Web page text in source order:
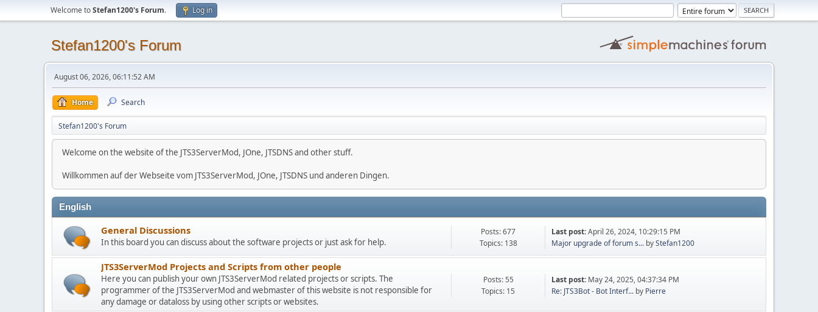
Welcome toStefan1200's Forum. Log in
Stefan1200's Forum
August 06, 2026, 06:11:52 AM
Home Search
Stefan1200's Forum
Welcome on the website of the JTS3ServerMod, JOne, JTSDNS and other stuff.
Willkommen auf der Webseite vom JTS3ServerMod, JOne, JTSDNS und anderen Dingen.
English
General Discussions
In this board you can discuss about the software projects or just ask for help.
Posts: 677
Topics: 138
Last post:April 26, 2024, 10:29:15 PM
Major upgrade of forum s... byStefan1200
JTS3ServerMod Projects and Scripts from other people
Here you can publish your own JTS3ServerMod related projects or scripts. The
programmer of the JTS3ServerMod and webmaster of this website is not responsible for
any damage or dataloss by using other scripts or websites.
Posts: 55
Topics: 15
Last post: May 24, 2025, 04:37:34 PM
Re: JTS3Bot - Bot Interf... by Pierre